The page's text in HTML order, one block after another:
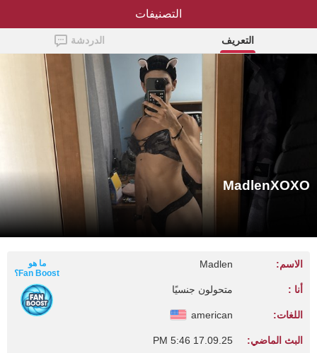
MadlenXOXO
التعريف الدردشة
MadlenXOXO
الاسم: Madlen
أنا : متحولون جنسيًا
اللغات: american
البث الماضي: 17.09.25 5:46 PM
ما هو
Fan Boost؟
التصنيفات